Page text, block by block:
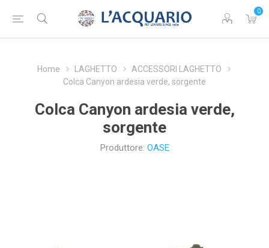
0
Home LAGHETTO
ACCESSORI LAGHETTO
Colca Canyon ardesia verde, sorgente
Colca Canyon ardesia verde,
sorgente
Produttore: OASE